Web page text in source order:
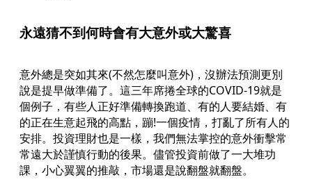
永遠猜不到何時會有大意外或大驚喜
意外總是突如其來(不然怎麼叫意外)，沒辦法預測更別
說是提早做準備了。這三年席捲全球的COVID-19就是
個例子，有些人正好準備轉換跑道、有的人要結婚、有
的正在生意起飛的高點，蹦!一個疫情，打亂了所有人的
安排。投資理財也是一樣，我們無法掌控的意外衝擊常
常遠大於謹慎行動的後果。儘管投資前做了一大堆功
課，小心翼翼的推敲，市場還是說翻盤就翻盤。